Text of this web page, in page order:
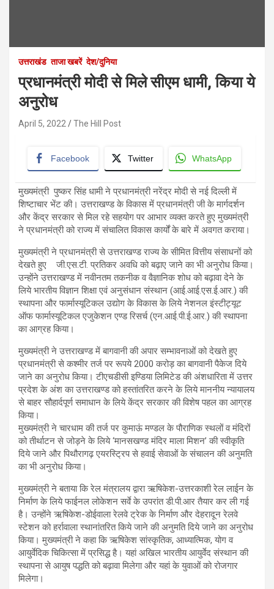
उत्तराखंड ताजा खबरें देश/दुनिया
प्रधानमंत्री मोदी से मिले सीएम धामी, किया ये
अनुरोध
April 5, 2022 The Hill Post
Facebook Twitter WhatsApp
मुख्यमंत्री पुष्कर सिंह धामी ने प्रधानमंत्री नरेंद्र मोदी से नई दिल्ली में
शिष्टाचार भेंट की। उत्तराखण्ड के विकास में प्रधानमंत्री जी के मार्गदर्शन
और केंद्र सरकार से मिल रहे सहयोग पर आभार व्यक्त करते हुए मुख्यमंत्री
ने प्रधानमंत्री को राज्य में संचालित विकास कार्यों के बारे में अवगत कराया।
मुख्यमंत्री ने प्रधानमंत्री से उत्तराखण्ड राज्य के सीमित वित्तीय संसाधनों को
देखते हुए जी.एस.टी. प्रतिकर अवधि को बढ़ाए जाने का भी अनुरोध किया।
उन्होंने उत्तराखण्ड में नवीनतम तकनीक व वैज्ञानिक शोध को बढ़ावा देने के
लिये भारतीय विज्ञान शिक्षा एवं अनुसंधान संस्थान (आई.आई.एस.ई.आर.) की
स्थापना और फार्मास्यूटिकल उद्योग के विकास के लिये नेशनल इंस्टीट्यूट
ऑफ फार्मास्यूटिकल एजुकेशन एण्ड रिसर्च (एन.आई.पी.ई.आर.) की स्थापना
का आग्रह किया।
मुख्यमंत्री ने उत्तराखण्ड में बागवानी की अपार सम्भावनाओं को देखते हुए
प्रधानमंत्री से कश्मीर तर्ज पर रूपये 2000 करोड़ का बागवानी पैकेज दिये
जाने का अनुरोध किया। टीएचडीसी इण्डिया लिमिटेड की अंशधारिता में उत्तर
प्रदेश के अंश का उत्तराखण्ड को हस्तांतरित करने के लिये माननीय न्यायालय
से बाहर सौहार्दपूर्ण समाधान के लिये केंद्र सरकार की विशेष पहल का आग्रह
किया।
मुख्यमंत्री ने चारधाम की तर्ज पर कुमाऊं मण्डल के पौराणिक स्थलों व मंदिरों
को तीर्थाटन से जोड़ने के लिये ‘मानसखण्ड मंदिर माला मिशन’ की स्वीकृति
दिये जाने और पिथौरागढ़ एयरस्ट्रिप से हवाई सेवाओं के संचालन की अनुमति
का भी अनुरोध किया।
मुख्यमंत्री ने बताया कि रेल मंत्रालय द्वारा ऋषिकेश-उत्तरकाशी रेल लाईन के
निर्माण के लिये फाईनल लोकेशन सर्वे के उपरांत डी.पी.आर तैयार कर ली गई
है। उन्होंने ऋषिकेश-डोईवाला रेलवे ट्रेक के निर्माण और देहरादून रेलवे
स्टेशन को हर्रावाला स्थानांतरित किये जाने की अनुमति दिये जाने का अनुरोध
किया। मुख्यमंत्री ने कहा कि ऋषिकेश सांस्कृतिक, आध्यात्मिक, योग व
आयुर्वेदिक चिकित्सा में प्रसिद्ध है। यहां अखिल भारतीय आयुर्वेद संस्थान की
स्थापना से आयुष पद्धति को बढ़ावा मिलेगा और यहां के युवाओं को रोजगार
मिलेगा।